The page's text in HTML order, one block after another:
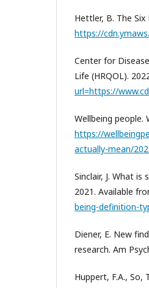
Hettler, B. The
https://
Center for
Life (HRQOL).
url=https://
Wellbeing people.
https://
actually-mean/
Sinclair, J. What
2021. Available
being-definition-
Diener, E. New
research. Am
Huppert, F.A., So,